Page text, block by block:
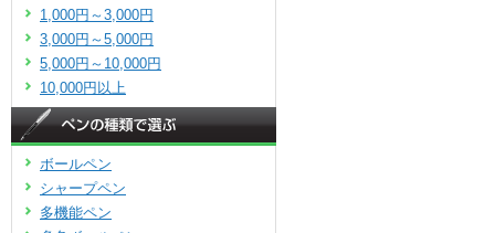
1,000円～3,000円
3,000円～5,000円
5,000円～10,000円
10,000円以上
ボールペン
シャープペン
多機能ペン